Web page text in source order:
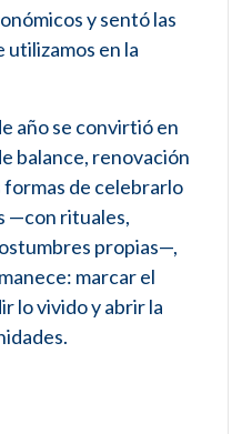
y sentó las
utilizamos en la
año se convirtió en
balance, renovación
formas de celebrarlo
—con rituales,
propias—,
marcar el
lo vivido y abrir la